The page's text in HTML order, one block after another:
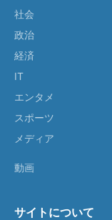
社会
政治
経済
IT
エンタメ
スポーツ
メディア
動画
サイトについて